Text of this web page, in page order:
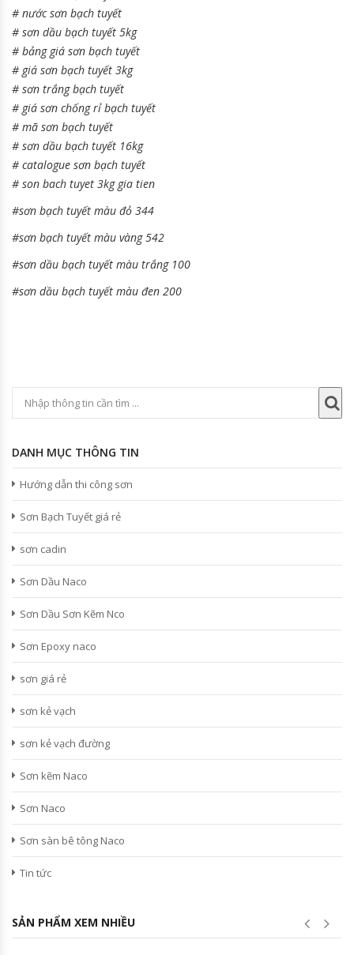
# nước sơn bạch tuyết
# sơn dầu bạch tuyết 5kg
# bảng giá sơn bạch tuyết
# giá sơn bạch tuyết 3kg
# sơn trắng bạch tuyết
# giá sơn chống rỉ bạch tuyết
# mã sơn bạch tuyết
# sơn dầu bạch tuyết 16kg
# catalogue sơn bạch tuyết
# son bach tuyet 3kg gia tien
#sơn bạch tuyết màu đỏ 344
#sơn bạch tuyết màu vàng 542
#sơn dầu bạch tuyết màu trắng 100
#sơn dầu bạch tuyết màu đen 200
DANH MỤC THÔNG TIN
Hướng dẫn thi công sơn
Sơn Bạch Tuyết giá rẻ
sơn cadin
Sơn Dầu Naco
Sơn Dầu Sơn Kẽm Nco
Sơn Epoxy naco
sơn giá rẻ
sơn kẻ vạch
sơn kẻ vạch đường
Sơn kẽm Naco
Sơn Naco
Sơn sàn bê tông Naco
Tin tức
SẢN PHẨM XEM NHIỀU